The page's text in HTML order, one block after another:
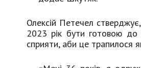
Олексій Петечел
2023 рік бути готовою
сприяти, аби це трапилося